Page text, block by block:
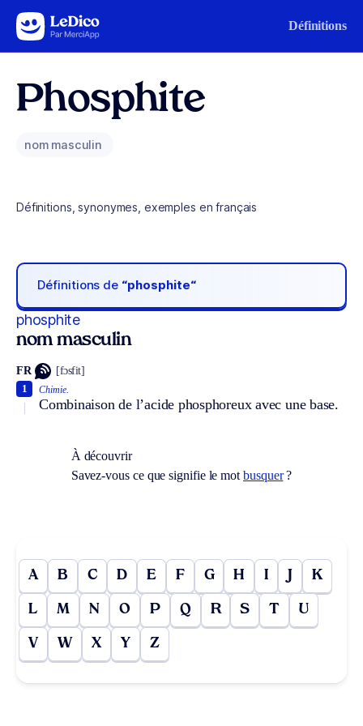
Aller au contenu Définitions
Phosphite
nom masculin
Définitions, synonymes, exemples en français
Définitions de “phosphite“
phosphite
nom masculin
FR [fɔsfit]
Chimie.
Combinaison de l’acide phosphoreux avec une base.
1
À découvrir
Savez-vous ce que signifie le mot busquer?
A B C D E F G H I J K
L M N O P Q R S T U
V W X Y Z